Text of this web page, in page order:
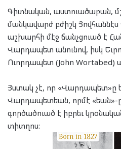
Գիտնական, աստուածաբան,
մանկավարժ բժիշկ
աշխարհի մէջ ճանչցուած է
Վարդապետ անունով, իսկ
Ուորդապետ (John Wortabed)
Յստակ չէ, որ «Վարդապետ»ը
Վարդապետեան, որմէ «եան»-ը
գործածուած է իբրեւ
տիտղոս: